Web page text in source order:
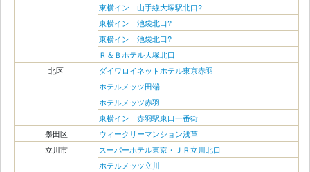
東横イン 山手線大塚駅北口?
東横イン 池袋北口?
東横イン 池袋北口?
Ｒ＆Ｂホテル大塚北口
北区
ダイワロイネットホテル東京赤羽
ホテルメッツ田端
ホテルメッツ赤羽
東横イン 赤羽駅東口一番街
墨田区
ウィークリーマンション浅草
立川市
スーパーホテル東京・ＪＲ立川北口
ホテルメッツ立川